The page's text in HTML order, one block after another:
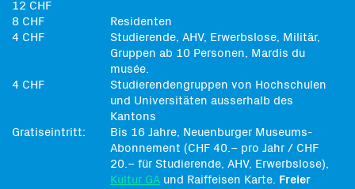
12 CHF
8 CHF
Residenten
4 CHF
Studierende, AHV, Erwerbslose, Militär,
Gruppen ab 10 Personen, Mardis du
musée.
4 CHF
Studierendengruppen von Hochschulen
und Universitäten ausserhalb des
Kantons
Gratiseintritt:
Bis 16 Jahre, Neuenburger Museums-
Abonnement (CHF 40.– pro Jahr / CHF
20.– für Studierende, AHV, Erwerbslose),
Kultur GA und Raiffeisen Karte. Freier